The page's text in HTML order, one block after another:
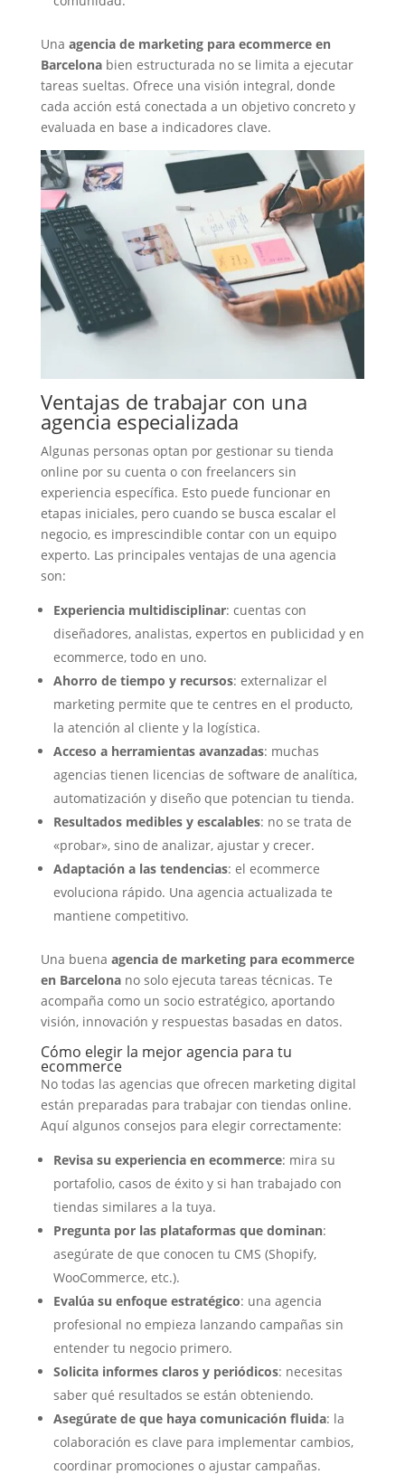
Una agencia de marketing para ecommerce en
Barcelonabien estructurada no se limita a ejecutar
tareas sueltas. Ofrece una visión integral, donde
cada acción está conectada a un objetivo concreto y
evaluada en base a indicadores clave.
Ventajas de trabajar con una
agencia especializada
Algunas personas optan por gestionar su tienda
online por su cuenta o con freelancers sin
experiencia específica. Esto puede funcionar en
etapas iniciales, pero cuando se busca escalar el
negocio, es imprescindible contar con un equipo
experto. Las principales ventajas de una agencia
son:
Experiencia multidisciplinar: cuentas con
diseñadores, analistas, expertos en publicidad y en
ecommerce, todo en uno.
Ahorro de tiempo y recursos: externalizar el
marketing permite que te centres en el producto,
la atención al cliente y la logística.
Acceso a herramientas avanzadas: muchas
agencias tienen licencias de software de analítica,
automatización y diseño que potencian tu tienda.
Resultados medibles y escalables: no se trata de
«probar», sino de analizar, ajustar y crecer.
Adaptación a las tendencias: el ecommerce
evoluciona rápido. Una agencia actualizada te
mantiene competitivo.
Una buena agencia de marketing para ecommerce
en Barcelonano solo ejecuta tareas técnicas. Te
acompaña como un socio estratégico, aportando
visión, innovación y respuestas basadas en datos.
Cómo elegir la mejor agencia para tu
ecommerce
No todas las agencias que ofrecen marketing digital
están preparadas para trabajar con tiendas online.
Aquí algunos consejos para elegir correctamente:
Revisa su experiencia en ecommerce: mira su
portafolio, casos de éxito y si han trabajado con
tiendas similares a la tuya.
Pregunta por las plataformas que dominan:
asegúrate de que conocen tu CMS (Shopify,
WooCommerce, etc.).
Evalúa su enfoque estratégico: una agencia
profesional no empieza lanzando campañas sin
entender tu negocio primero.
Solicita informes claros y periódicos: necesitas
saber qué resultados se están obteniendo.
Asegúrate de que haya comunicación fluida: la
colaboración es clave para implementar cambios,
coordinar promociones o ajustar campañas.